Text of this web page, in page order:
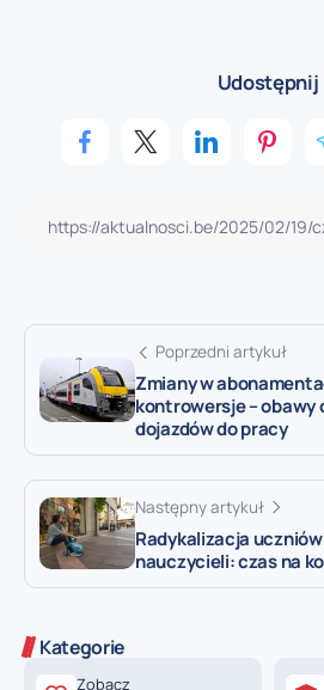
Udostępnij
Poprzedni artykuł
Zmiany w
kontrowersje – obawy
dojazdów do pracy
Następny artykuł
Radykalizacja
nauczycieli: czas na
Kategorie
Zobacz